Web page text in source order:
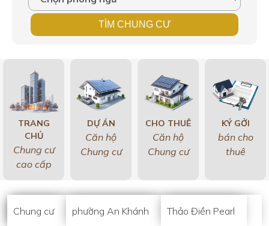
TRANG
CHỦ
Chung cư
cao cấp
DỰ ÁN
Căn hộ
Chung cư
CHO THUÊ
Căn hộ
Chung cư
KÝ GỞI
bán cho
thuê
Chung cư phường An Khánh Thảo Điền Pearl